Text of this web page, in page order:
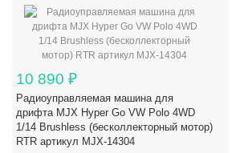
10 890 ₽
Радиоуправляемая машина для
дрифта MJX Hyper Go VW Polo 4WD
1/14 Brushless (бесколлекторный мотор)
RTR артикул MJX-14304